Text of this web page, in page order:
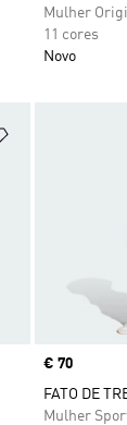
Mulher
11 cores
Novo
Adicionar à
Price
€ 70
FATO DE
Mulher